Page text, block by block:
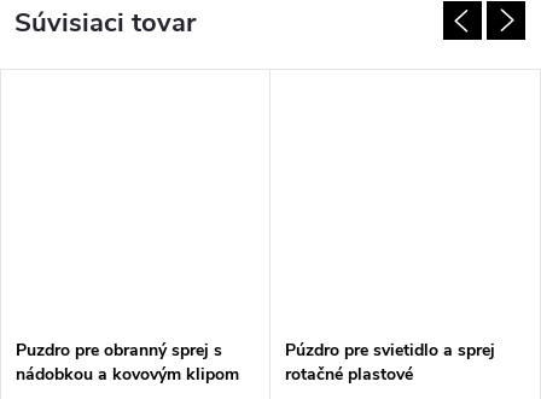
Súvisiaci tovar
Puzdro pre obranný sprej s
nádobkou a kovovým klipom
Púzdro pre svietidlo a sprej
rotačné plastové